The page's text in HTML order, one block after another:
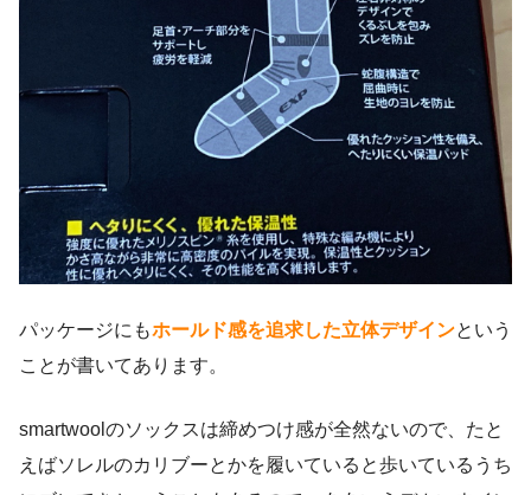
パッケージにもホールド感を追求した立体デザインという
ことが書いてあります。
smartwoolのソックスは締めつけ感が全然ないので、たと
えばソレルのカリブーとかを履いていると歩いているうち